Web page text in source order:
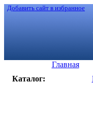
Добавить сайт в избранное
Главная
Каталог: